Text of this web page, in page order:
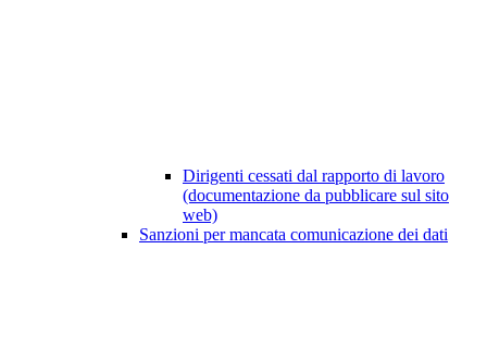
Dirigenti cessati dal rapporto di lavoro
(documentazione da pubblicare sul sito
web)
Sanzioni per mancata comunicazione dei dati